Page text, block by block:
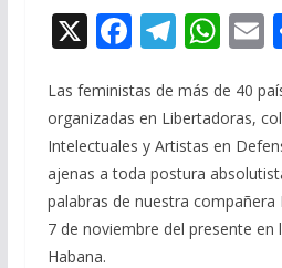
X F
e
b
o
o
k
T
e
gr
a
m
W
at
s
A
p
p
E
l
Las feministas de más de 40
organizadas en Libertadoras,
Intelectuales y Artistas en
ajenas a toda postura
palabras de nuestra compañera
7 de noviembre del presente en
Habana.